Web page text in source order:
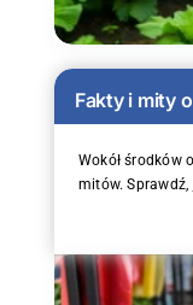
Fakty i mity
Wokół środków
mitów. Sprawdź,